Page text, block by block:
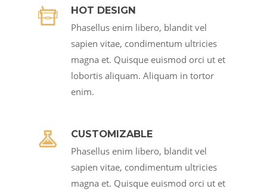
HOT DESIGN
Phasellus enim libero, blandit vel
sapien vitae, condimentum ultricies
magna et. Quisque euismod orci ut et
lobortis aliquam. Aliquam in tortor
enim.
CUSTOMIZABLE
Phasellus enim libero, blandit vel
sapien vitae, condimentum ultricies
magna et. Quisque euismod orci ut et